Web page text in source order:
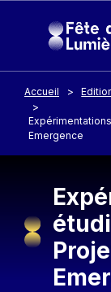
Accueil
Emergence